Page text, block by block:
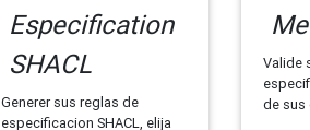
Especification
SHACL
Generer sus reglas de
especificacion SHACL, elija
Valide
de sus